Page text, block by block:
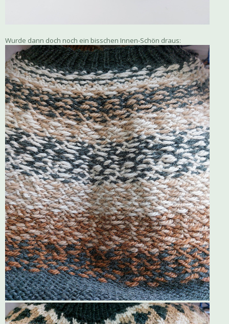
Wurde dann doch noch ein bisschen Innen-Schön draus: